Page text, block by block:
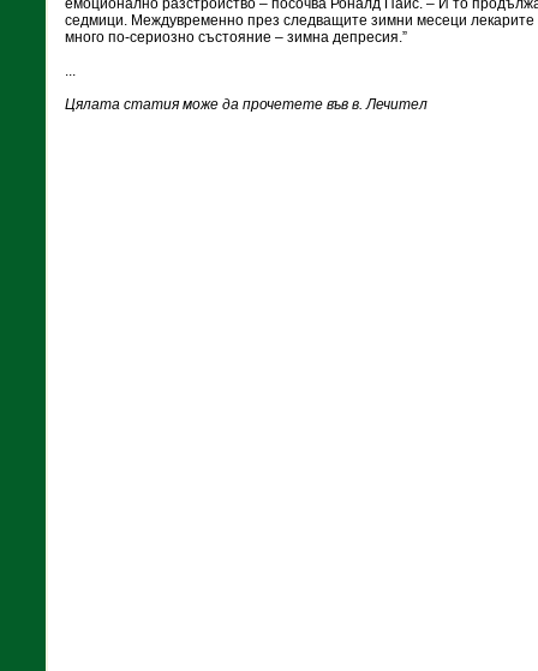
емоционално разстройство – посочва Роналд Пайс. – И то
седмици. Междувременно през следващите зимни месеци лекарите
много по-сериозно състояние – зимна депресия.”
...
Цялата статия може да прочетете във в. Лечител